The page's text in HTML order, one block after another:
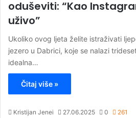
oduševiti: “Kao
uživo”
Ukoliko ovog ljeta želite istraživati
jezero u Dabrici, koje se nalazi
idealna…
Čitaj više »
Kristijan Jenei 27.06.2025 0 261